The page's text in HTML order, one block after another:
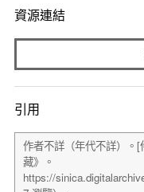
資源連結
引用